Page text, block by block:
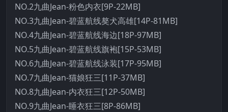
NO.2九曲Jean-粉色内衣[9P-22MB]
NO.3九曲Jean-碧蓝航线獒犬高雄[14P-81MB]
NO.4九曲Jean-碧蓝航线海边[18P-97MB]
NO.5九曲Jean-碧蓝航线旗袍[15P-53MB]
NO.6九曲Jean-碧蓝航线泳装[17P-95MB]
NO.7九曲Jean-猫娘狂三[11P-37MB]
NO.8九曲Jean-内衣狂三[12P-50MB]
NO.9九曲Jean-睡衣狂三[8P-86MB]